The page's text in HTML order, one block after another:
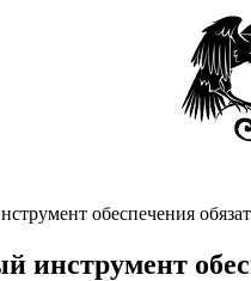
обеспечения
инструмент